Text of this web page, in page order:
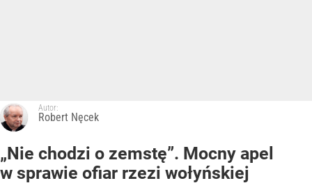
Autor:
Robert Nęcek
„Nie chodzi o zemstę”. Mocny apel
w sprawie ofiar rzezi wołyńskiej